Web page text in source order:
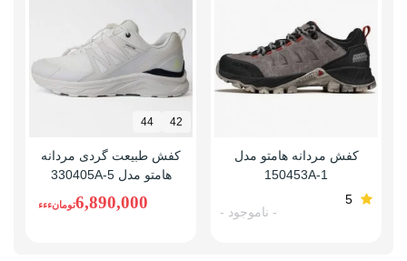
کفش مردانه هامتو مدل
150453A-1
5
- ناموجود -
42
44
کفش طبیعت گردی مردانه
هامتو مدل 330405A-5
6,890,000تومانءءء